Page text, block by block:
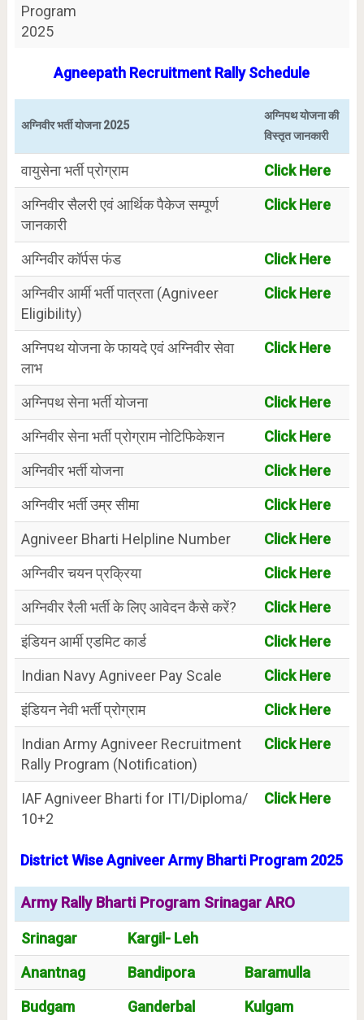
Program
2025
Agneepath Recruitment Rally Schedule
अग्निवीर भर्ती योजना 2025
अग्निपथ योजना की
विस्तृत जानकारी
वायुसेना भर्ती प्रोग्राम
Click Here
अग्निवीर सैलरी एवं आर्थिक पैकेज सम्पूर्ण
जानकारी
Click Here
अग्निवीर कॉर्पस फंड
Click Here
अग्निवीर आर्मी भर्ती पात्रता (Agniveer
Eligibility)
Click Here
अग्निपथ योजना के फायदे एवं अग्निवीर सेवा
लाभ
Click Here
अग्निपथ सेना भर्ती योजना
Click Here
अग्निवीर सेना भर्ती प्रोग्राम नोटिफिकेशन
Click Here
अग्निवीर भर्ती योजना
Click Here
अग्निवीर भर्ती उम्र सीमा
Click Here
Agniveer Bharti Helpline Number
Click Here
अग्निवीर चयन प्रक्रिया
Click Here
अग्निवीर रैली भर्ती के लिए आवेदन कैसे करें?
Click Here
इंडियन आर्मी एडमिट कार्ड
Click Here
Indian Navy Agniveer Pay Scale
Click Here
इंडियन नेवी भर्ती प्रोग्राम
Click Here
Indian Army Agniveer Recruitment
Rally Program (Notification)
Click Here
IAF Agniveer Bharti for ITI/Diploma/
10+2
Click Here
District Wise Agniveer Army Bharti Program 2025
Army Rally Bharti Program Srinagar ARO
Srinagar
Kargil- Leh
Anantnag
Bandipora
Baramulla
Budgam
Ganderbal
Kulgam